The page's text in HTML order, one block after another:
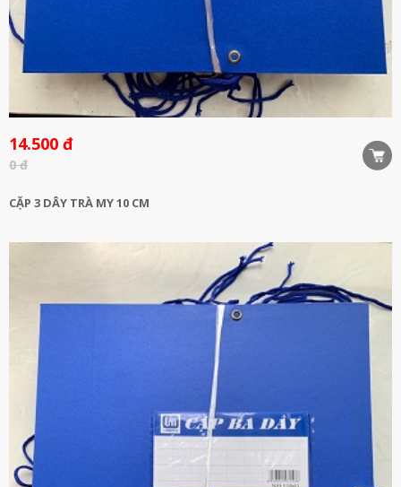
14.500 đ
0 đ
CẶP 3 DÂY TRÀ MY 10 CM